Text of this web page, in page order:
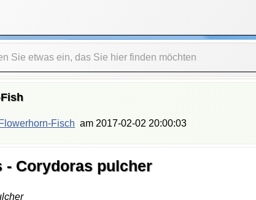
Fisch am 2017-02-02 20:00:03
- Corydoras pulcher